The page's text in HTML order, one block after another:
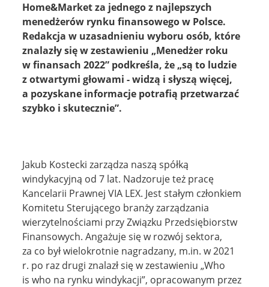
Home&Market za jednego z najlepszych
menedżerów rynku finansowego w Polsce.
Redakcja w uzasadnieniu wyboru osób, które
znalazły się w zestawieniu „Menedżer roku
w finansach 2022” podkreśla, że „są to ludzie
z otwartymi głowami - widzą i słyszą więcej,
a pozyskane informacje potrafią przetwarzać
szybko i skutecznie”.
Jakub Kostecki zarządza naszą spółką
windykacyjną od 7 lat. Nadzoruje też pracę
Kancelarii Prawnej VIA LEX. Jest stałym członkiem
Komitetu Sterującego branży zarządzania
wierzytelnościami przy Związku Przedsiębiorstw
Finansowych. Angażuje się w rozwój sektora,
za co był wielokrotnie nagradzany, m.in. w 2021
r. po raz drugi znalazł się w zestawieniu „Who
is who na rynku windykacji”, opracowanym przez